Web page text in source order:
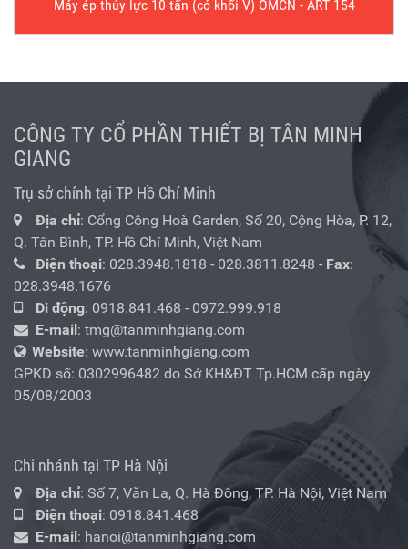
Máy ép thủy lực 10 tấn (có khối V) OMCN - ART 154
CÔNG TY CỔ PHẦN THIẾT BỊ TÂN MINH
GIANG
Trụ sở chính tại TP Hồ Chí Minh
Địa chỉ: Cổng Cộng Hoà Garden, Số 20, Cộng Hòa, P. 12,
Q. Tân Bình, TP. Hồ Chí Minh, Việt Nam
Điện thoại: 028.3948.1818 - 028.3811.8248 - Fax:
028.3948.1676
Di động: 0918.841.468 - 0972.999.918
E-mail: tmg@tanminhgiang.com
Website: www.tanminhgiang.com
GPKD số: 0302996482 do Sở KH&ĐT Tp.HCM cấp ngày
05/08/2003
Chi nhánh tại TP Hà Nội
Địa chỉ: Số 7, Văn La, Q. Hà Đông, TP. Hà Nội, Việt Nam
Điện thoại: 0918.841.468
E-mail: hanoi@tanminhgiang.com